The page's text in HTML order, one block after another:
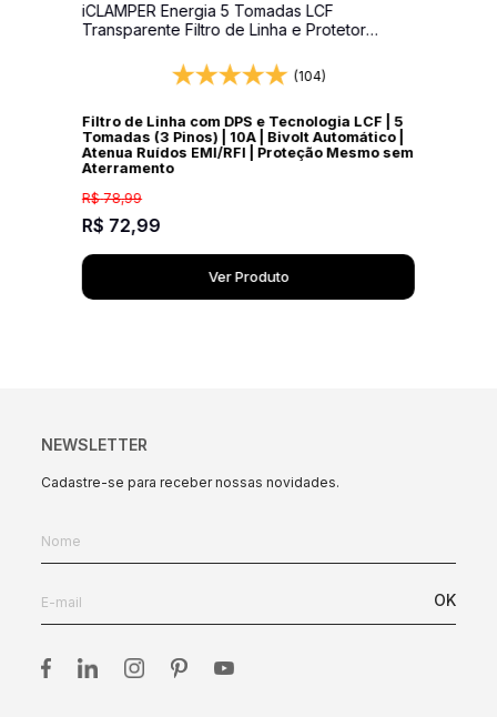
iCLAMPER Energia 5 Tomadas LCF
Transparente Filtro de Linha e Protetor
(104)
Filtro de Linha com DPS e Tecnologia LCF | 5
Tomadas (3 Pinos) | 10A | Bivolt Automático |
Atenua Ruídos EMI/RFI | Proteção Mesmo sem
Aterramento
R$ 78,99
R$ 72,99
Ver Produto
NEWSLETTER
Cadastre-se para receber nossas novidades.
OK